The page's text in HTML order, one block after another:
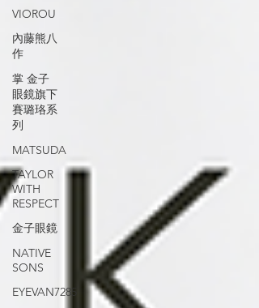
VIOROU
內藤熊八
作
掌 金子
眼鏡旗下
賽璐珞系
列
MATSUDA
TAYLOR
WITH
RESPECT
金子眼鏡
NATIVE
SONS
EYEVAN7285